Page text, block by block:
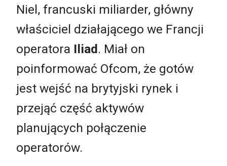
Niel, francuski miliarder, główny
właściciel działającego we Francji
operatora Iliad. Miał on
poinformować Ofcom, że gotów
jest wejść na brytyjski rynek i
przejąć część aktywów
planujących połączenie
operatorów.